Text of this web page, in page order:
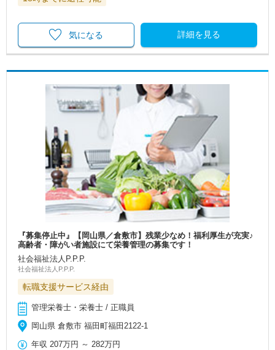
詳細を見る
気になる
『募集停止中』【岡山県／倉敷市】残業少なめ！福利厚生が充実♪
高齢者・障がい者施設にて栄養管理の募集です！
社会福祉法人P.P.P.
社会福祉法人P.P.P.
転職支援サービス経由
管理栄養士・栄養士 / 正職員
岡山県 倉敷市 福田町福田2122-1
年収 207万円 ～282万円